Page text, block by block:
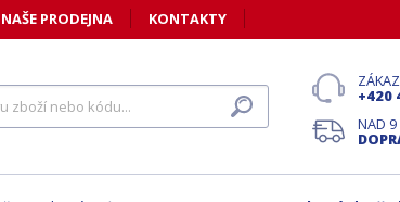
NAŠE PRODEJNA KONTAKTY
+420
NAD 9